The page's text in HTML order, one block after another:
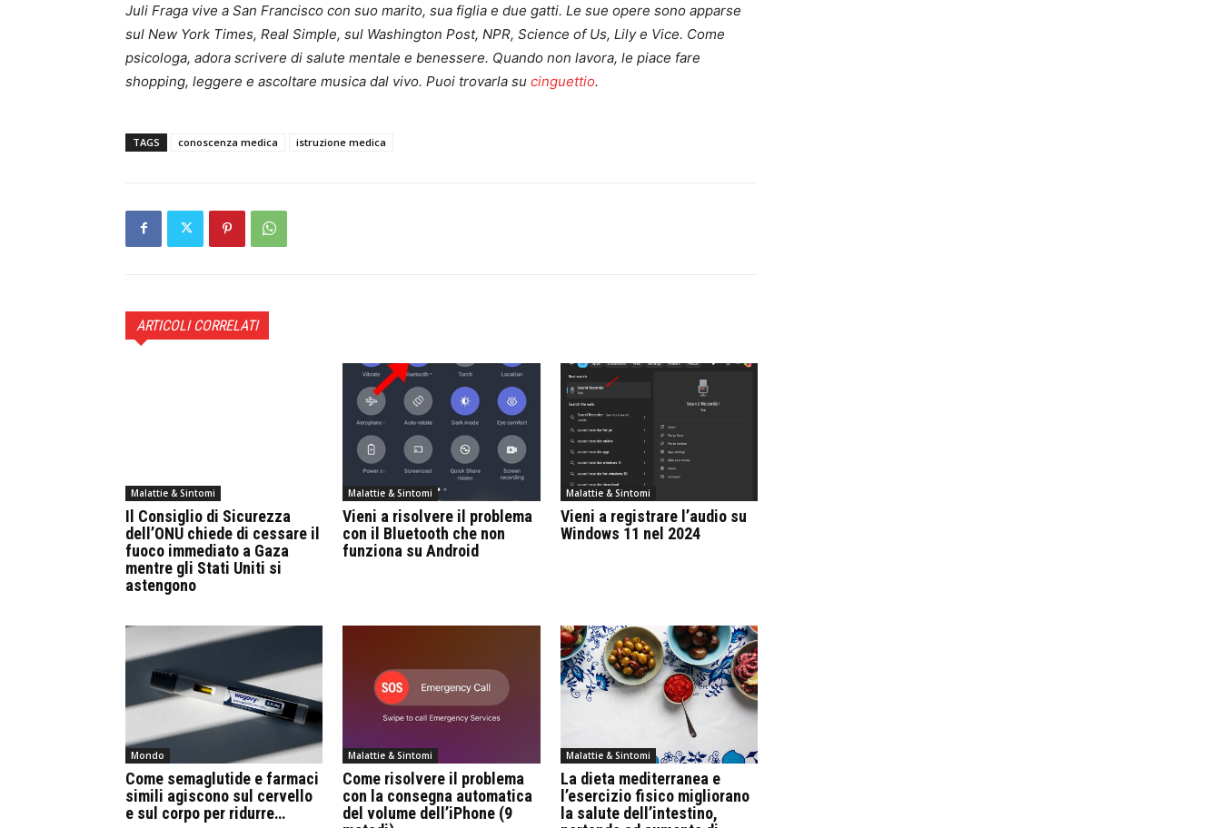
Juli Fraga vive a San Francisco con suo marito, sua figlia e due gatti. Le sue opere sono apparse
sul New York Times, Real Simple, sul Washington Post, NPR, Science of Us, Lily e Vice. Come
psicologa, adora scrivere di salute mentale e benessere. Quando non lavora, le piace fare
shopping, leggere e ascoltare musica dal vivo. Puoi trovarla su cinguettio.
TAGS conoscenza medica istruzione medica
ARTICOLI CORRELATI
Malattie & Sintomi
Il Consiglio di Sicurezza
dell’ONU chiede di cessare il
fuoco immediato a Gaza
mentre gli Stati Uniti si
astengono
Malattie & Sintomi
Vieni a risolvere il problema
con il Bluetooth che non
funziona su Android
Malattie & Sintomi
Vieni a registrare l’audio su
Windows 11 nel 2024
Mondo
Come semaglutide e farmaci
simili agiscono sul cervello
e sul corpo per ridurre…
Malattie & Sintomi
Come risolvere il problema
con la consegna automatica
del volume dell’iPhone (9
Malattie & Sintomi
La dieta mediterranea e
l’esercizio fisico migliorano
la salute dell’intestino,